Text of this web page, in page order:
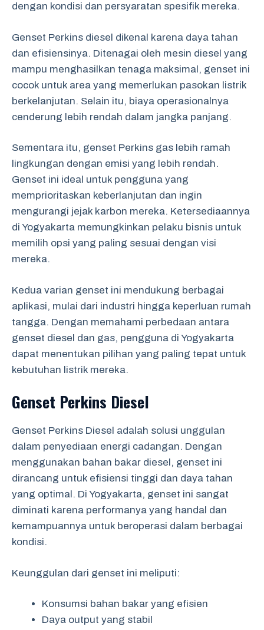
dengan kondisi dan persyaratan spesifik mereka.
Genset Perkins diesel dikenal karena daya tahan
dan efisiensinya. Ditenagai oleh mesin diesel yang
mampu menghasilkan tenaga maksimal, genset ini
cocok untuk area yang memerlukan pasokan listrik
berkelanjutan. Selain itu, biaya operasionalnya
cenderung lebih rendah dalam jangka panjang.
Sementara itu, genset Perkins gas lebih ramah
lingkungan dengan emisi yang lebih rendah.
Genset ini ideal untuk pengguna yang
memprioritaskan keberlanjutan dan ingin
mengurangi jejak karbon mereka. Ketersediaannya
di Yogyakarta memungkinkan pelaku bisnis untuk
memilih opsi yang paling sesuai dengan visi
mereka.
Kedua varian genset ini mendukung berbagai
aplikasi, mulai dari industri hingga keperluan rumah
tangga. Dengan memahami perbedaan antara
genset diesel dan gas, pengguna di Yogyakarta
dapat menentukan pilihan yang paling tepat untuk
kebutuhan listrik mereka.
Genset Perkins Diesel
Genset Perkins Diesel adalah solusi unggulan
dalam penyediaan energi cadangan. Dengan
menggunakan bahan bakar diesel, genset ini
dirancang untuk efisiensi tinggi dan daya tahan
yang optimal. Di Yogyakarta, genset ini sangat
diminati karena performanya yang handal dan
kemampuannya untuk beroperasi dalam berbagai
kondisi.
Keunggulan dari genset ini meliputi:
Konsumsi bahan bakar yang efisien
Daya output yang stabil